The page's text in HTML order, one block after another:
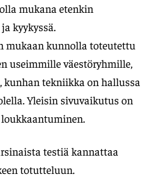
mukana etenkin
kyykyssä.
mukaan kunnolla toteutettu
useimmille väestöryhmille,
tekniikka on hallussa
Yleisin sivuvaikutus on
testiä kannattaa
totutteluun.